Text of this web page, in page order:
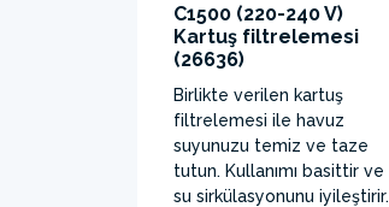
C1500 (220-240 V)
Kartuş filtrelemesi
(26636)
Birlikte verilen kartuş
filtrelemesi ile havuz
suyunuzu temiz ve taze
tutun. Kullanımı basittir ve
su sirkülasyonunu iyileştirir.